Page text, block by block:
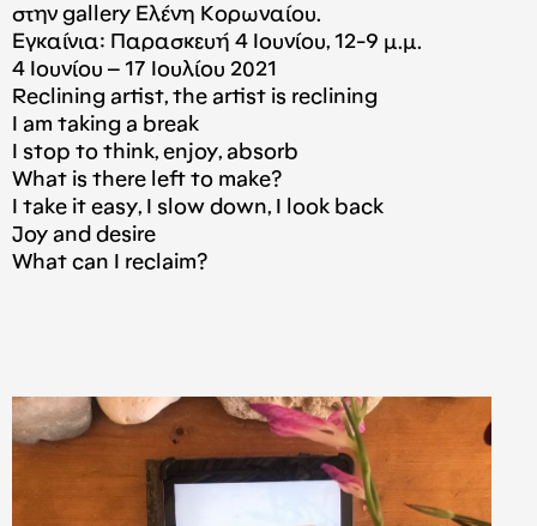
στην gallery Ελένη Κορωναίου.
Εγκαίνια: Παρασκευή 4 Ιουνίου, 12-9 μ.μ.
4 Ιουνίου – 17 Ιουλίου 2021
Reclining artist, the artist is reclining
I am taking a break
I stop to think, enjoy, absorb
What is there left to make?
I take it easy, I slow down, I look back
Joy and desire
What can I reclaim?